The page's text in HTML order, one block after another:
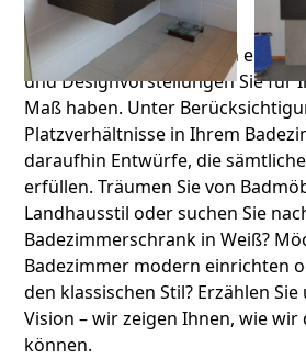
In einem ersten Gespräch
und Designvorstellungen Sie für
Maß haben. Unter
Platzverhältnisse in Ihrem
daraufhin Entwürfe, die
erfüllen. Träumen Sie von
Landhausstil oder suchen Sie
Badezimmerschrank in Weiß?
Badezimmer modern einrichten
den klassischen Stil? Erzählen
Vision – wir zeigen Ihnen, wie
können.